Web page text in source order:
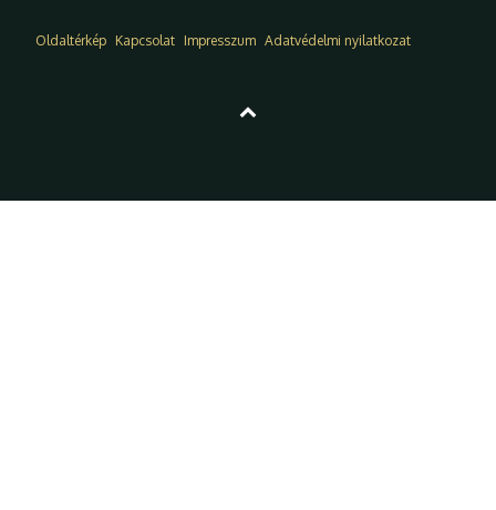
Oldaltérkép Kapcsolat Impresszum Adatvédelmi nyilatkozat